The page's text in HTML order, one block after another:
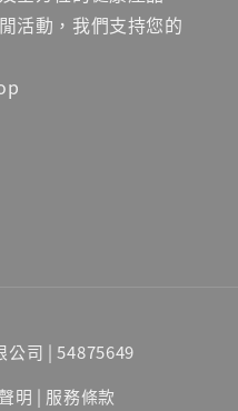
活動，我們支持您的
公司 | 54875649
明 | 服務條款